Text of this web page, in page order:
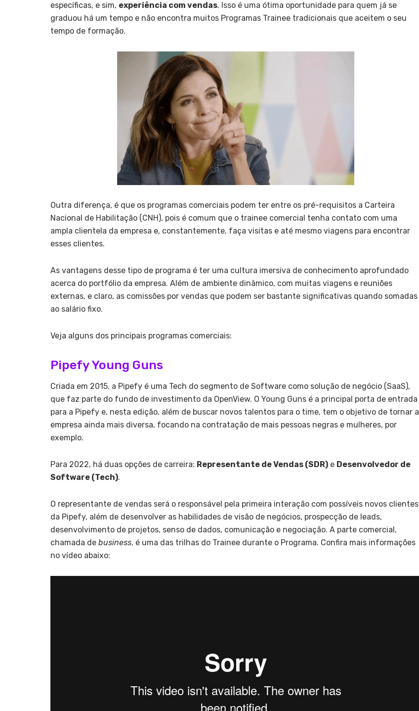
específicas, e sim, experiência com vendas. Isso é uma ótima oportunidade para quem já se
graduou há um tempo e não encontra muitos Programas Trainee tradicionais que aceitem o seu
tempo de formação.
Outra diferença, é que os programas comerciais podem ter entre os pré-requisitos a Carteira
Nacional de Habilitação (CNH), pois é comum que o trainee comercial tenha contato com uma
ampla clientela da empresa e, constantemente, faça visitas e até mesmo viagens para encontrar
esses clientes.
As vantagens desse tipo de programa é ter uma cultura imersiva de conhecimento aprofundado
acerca do portfólio da empresa. Além de ambiente dinâmico, com muitas viagens e reuniões
externas, e claro, as comissões por vendas que podem ser bastante significativas quando somadas
ao salário fixo.
Veja alguns dos principais programas comerciais:
Pipefy Young Guns
Criada em 2015, a Pipefy é uma Tech do segmento de Software como solução de negócio (SaaS),
que faz parte do fundo de investimento da OpenView. O Young Guns é a principal porta de entrada
para a Pipefy e, nesta edição, além de buscar novos talentos para o time, tem o objetivo de tornar a
empresa ainda mais diversa, focando na contratação de mais pessoas negras e mulheres, por
exemplo.
Para 2022, há duas opções de carreira: Representante de Vendas (SDR) e Desenvolvedor de
Software (Tech).
O representante de vendas será o responsável pela primeira interação com possíveis novos clientes
da Pipefy, além de desenvolver as habilidades de visão de negócios, prospecção de leads,
desenvolvimento de projetos, senso de dados, comunicação e negociação. A parte comercial,
chamada de business, é uma das trilhas do Trainee durante o Programa. Confira mais informações
no vídeo abaixo: